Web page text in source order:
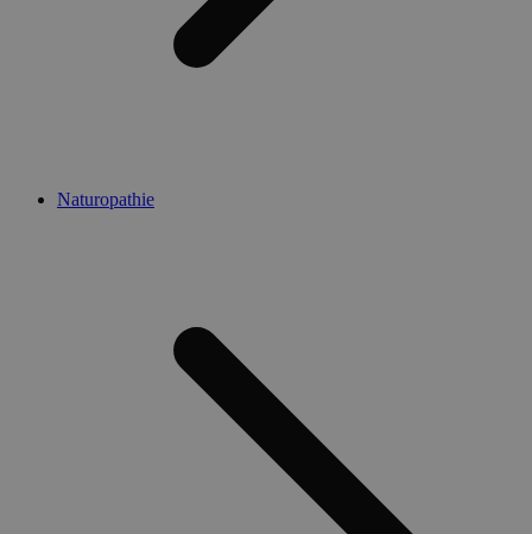
Naturopathie